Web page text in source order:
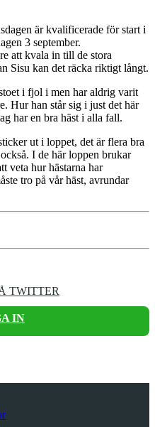
är kvalificerade för start i
3 september.
att kvala in till de stora
Sisu kan det räcka riktigt långt.
i fjol i men har aldrig varit
Hur han står sig i just det här
har en bra häst i alla fall.
ut i loppet, det är flera bra
I de här loppen brukar
veta hur hästarna har
tro på vår häst, avrundar
TWITTER
IN